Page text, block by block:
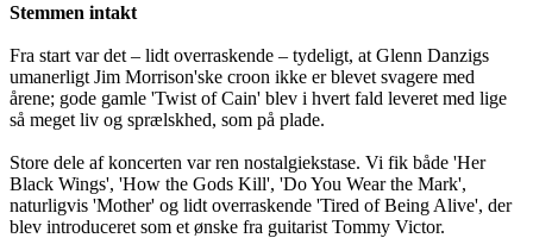
Stemmen intakt
Fra start var det – lidt overraskende – tydeligt, at Glenn Danzigs
umanerligt Jim Morrison'ske croon ikke er blevet svagere med
årene; gode gamle 'Twist of Cain' blev i hvert fald leveret med lige
så meget liv og sprælskhed, som på plade.
Store dele af koncerten var ren nostalgiekstase. Vi fik både 'Her
Black Wings', 'How the Gods Kill', 'Do You Wear the Mark',
naturligvis 'Mother' og lidt overraskende 'Tired of Being Alive', der
blev introduceret som et ønske fra guitarist Tommy Victor.